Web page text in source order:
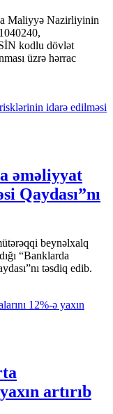
Maliyyə Nazirliyinin
kodlu dövlət
üzrə hərrac
əməliyyat
Qaydası”nı
beynəlxalq
“Banklarda
təsdiq edib.
artırıb